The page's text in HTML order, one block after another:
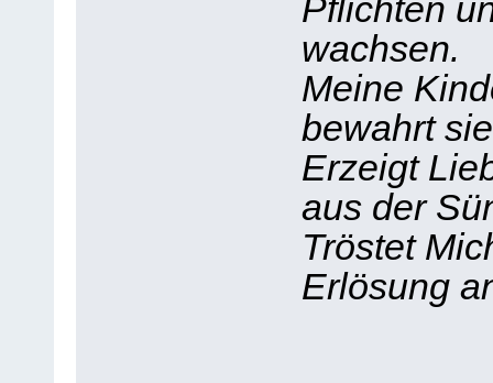
Pflichten
wachsen.
Meine
bewahrt
Erzeigt
aus der
Tröstet
Erlösung